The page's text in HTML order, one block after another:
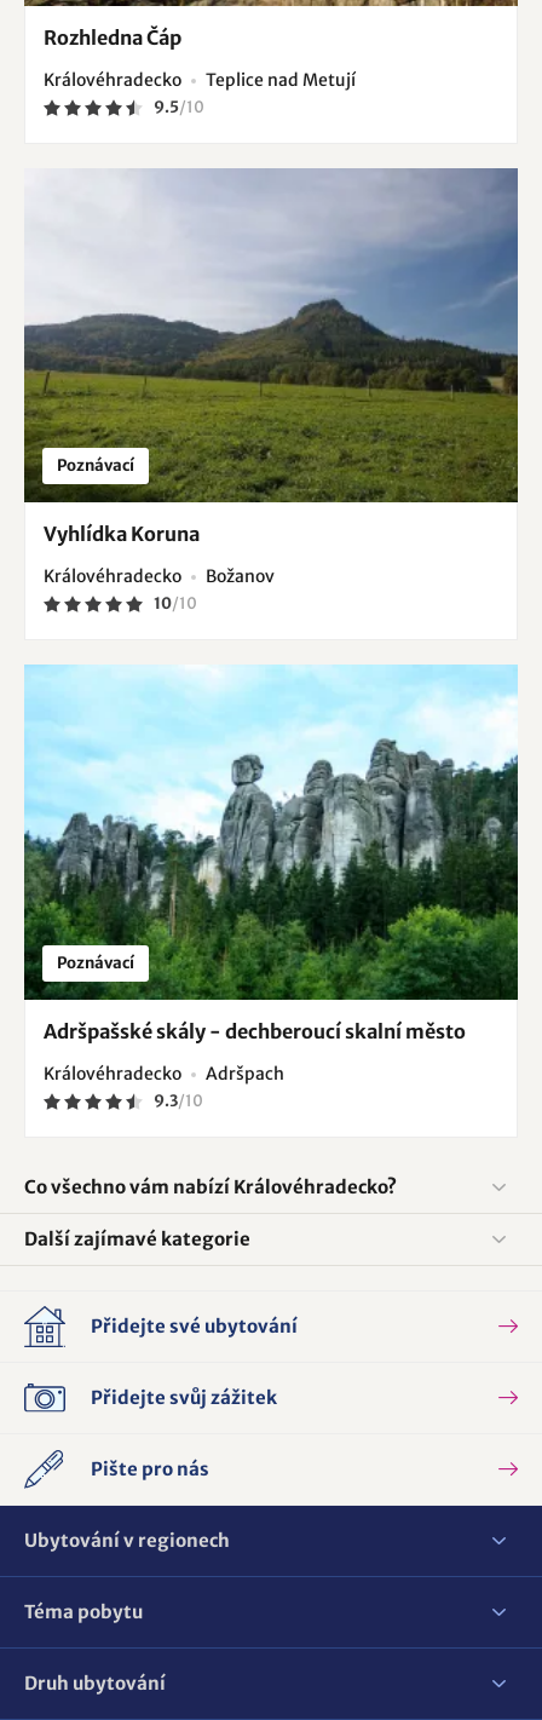
Rozhledna Čáp
Královéhradecko Teplice nad Metují
9.5/10
Poznávací
Vyhlídka Koruna
Královéhradecko Božanov
10/10
Poznávací
Adršpašské skály - dechberoucí skalní město
Královéhradecko Adršpach
9.3/10
Co všechno vám nabízí Královéhradecko?
Další zajímavé kategorie
Přidejte své ubytování
Přidejte svůj zážitek
Pište pro nás
Ubytování v regionech
Téma pobytu
Druh ubytování